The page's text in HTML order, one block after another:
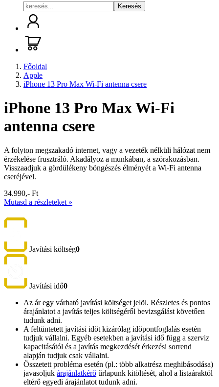
Keresés
Főoldal
Apple
iPhone 13 Pro Max Wi-Fi antenna csere
iPhone 13 Pro Max Wi-Fi
antenna csere
A folyton megszakadó internet, vagy a vezeték nélküli hálózat nem
érzékelése frusztráló. Akadályoz a munkában, a szórakozásban.
Visszaadjuk a gördülékeny böngészés élményét a Wi-Fi antenna
cseréjével.
34.990,- Ft
Mutasd a részleteket »
Javítási költség0
Javítási idő0
Az ár egy várható javítási költséget jelöl. Részletes és pontos
árajánlatot a javítás teljes költségéről bevizsgálást követően
tudunk adni.
A feltüntetett javítási időt kizárólag időpontfoglalás esetén
tudjuk vállalni. Egyéb esetekben a javítási idő függ a szerviz
kapacitásától és a javítás megkezdését érkezési sorrend
alapján tudjuk csak vállalni.
Összetett probléma esetén (pl.: több alkatrész meghibásodása)
javasoljuk árajánlatkérő űrlapunk kitöltését, ahol a listaáraktól
eltérő egyedi árajánlatot tudunk adni.